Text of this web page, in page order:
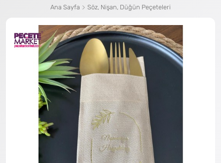
Ana Sayfa Söz, Nişan, Düğün Peçeteleri